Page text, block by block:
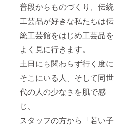
普段からものづくり、伝統
工芸品が好きな私たちは伝
統工芸館をはじめ工芸品を
よく見に行きます。
土日にも関わらず行く度に
そこにいる人、そして同世
代の人の少なさを肌で感
じ、
スタッフの方から「若い子